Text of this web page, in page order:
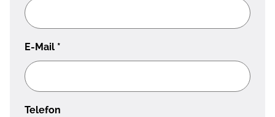
E-Mail *
Telefon